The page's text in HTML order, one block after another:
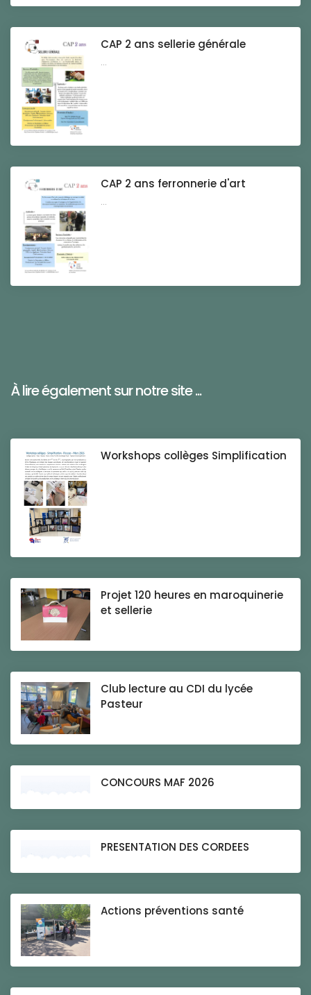
CAP 2 ans sellerie générale
...
CAP 2 ans ferronnerie d'art
...
À lire également sur notre site ...
Workshops collèges Simplification
Projet 120 heures en maroquinerie
et sellerie
Club lecture au CDI du lycée
Pasteur
CONCOURS MAF 2026
PRESENTATION DES CORDEES
Actions préventions santé